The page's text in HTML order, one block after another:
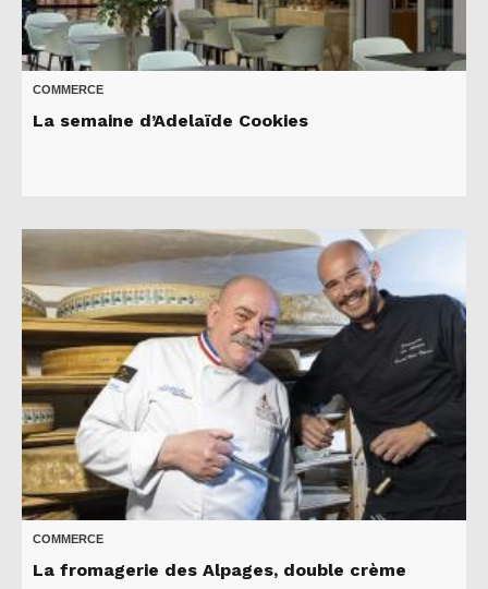
COMMERCE
La semaine d’Adelaïde Cookies
COMMERCE
La fromagerie des Alpages, double crème